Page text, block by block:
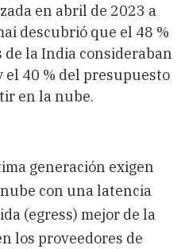
en abril de 2023 a
descubrió que el 48 %
de la India consideraban
el 40 % del presupuesto
en la nube.
generación exigen
con una latencia
(egress) mejor de la
los proveedores de